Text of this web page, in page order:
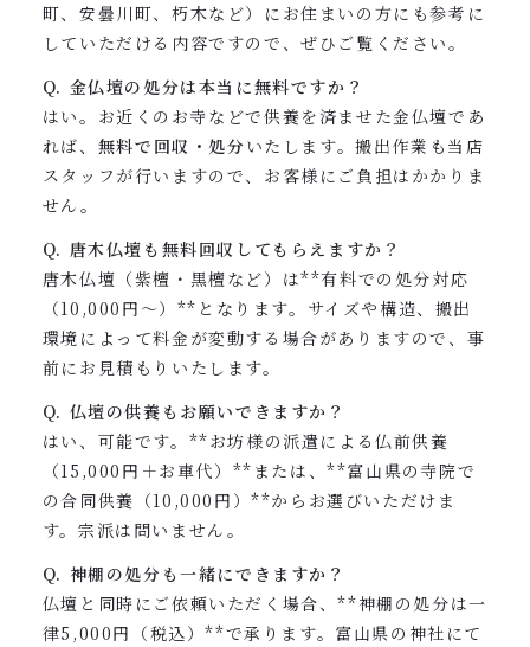
町、安曇川町、朽木など）にお住まいの方にも参考に
していただける内容ですので、ぜひご覧ください。
Q. 金仏壇の処分は本当に無料ですか？
はい。お近くのお寺などで供養を済ませた金仏壇であ
れば、 無料で回収・処分いたします。搬出作業も当店
スタッフが行いますので、お客様にご負担はかかりま
せん。
Q. 唐木仏壇も無料回収してもらえますか？
唐木仏壇（紫檀・黒檀など）は**有料での処分対応
（10,000円〜）**となります。サイズや構造、搬出
環境によって料金が変動する場合がありますので、事
前にお見積もりいたします。
Q. 仏壇の供養もお願いできますか？
はい、可能です。**お坊様の派遣による仏前供養
（15,000円＋お車代）**または、**富山県の寺院で
の合同供養（10,000円）**からお選びいただけま
す。宗派は問いません。
Q. 神棚の処分も一緒にできますか？
仏壇と同時にご依頼いただく場合、**神棚の処分は一
律5,000円（税込）**で承ります。富山県の神社にて